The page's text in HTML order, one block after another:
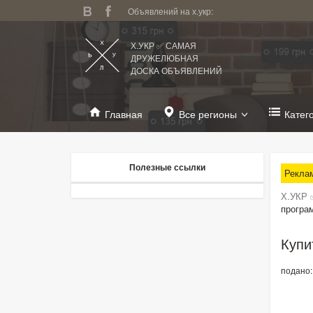
Объявлений на х.укр:
Х.УКР ✅ САМАЯ
ДРУЖЕЛЮБНАЯ
ДОСКА ОБЪЯВЛЕНИЙ
Главная Все регионы
Х.УКР
Полезные ссылки